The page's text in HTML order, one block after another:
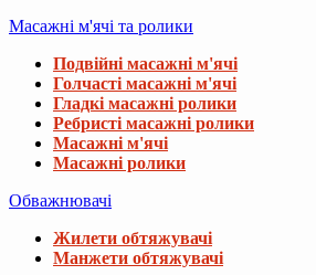
Масажні м'ячі та ролики
Подвійні масажні м'ячі
Голчасті масажні м'ячі
Гладкі масажні ролики
Ребристі масажні ролики
Масажні м'ячі
Масажні ролики
Обважнювачі
Жилети обтяжувачі
Манжети обтяжувачі